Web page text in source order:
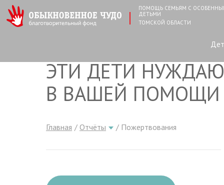
ПОМОЩЬ СЕМЬЯМ С
ДЕТЬМИ
ТОМСКОЙ ОБЛАСТИ
ЭТИ ДЕТИ
В ВАШЕЙ ПОМОЩИ
Главная Отчёты Пожертвования